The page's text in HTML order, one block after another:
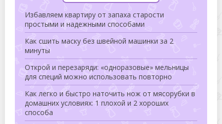
Избавляем квартиру от запаха старости
простыми и надежными способами
Как сшить маску без швейной машинки за 2
минуты
Открой и перезаряди: «одноразовые» мельницы
для специй можно использовать повторно
Как легко и быстро наточить нож от мясорубки в
домашних условиях: 1 плохой и 2 хороших
способа